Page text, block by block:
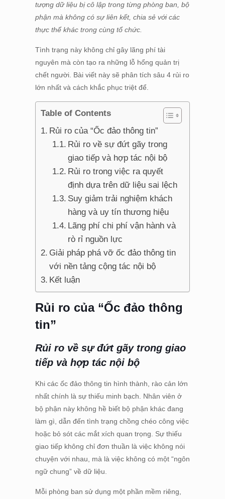
tượng dữ liệu bị cô lập trong từng phòng ban, bộ
phận mà không có sự liên kết, chia sẻ với các
thực thể khác trong cùng tổ chức.
Tình trạng này không chỉ gây lãng phí tài
nguyên mà còn tạo ra những lỗ hổng quản trị
chết người. Bài viết này sẽ phân tích sâu 4 rủi ro
lớn nhất và cách khắc phục triệt để.
Table of Contents
Rủi ro của “Ốc đảo thông tin”
Rủi ro về sự đứt gãy trong
giao tiếp và hợp tác nội bộ
Rủi ro trong việc ra quyết
định dựa trên dữ liệu sai lệch
Suy giảm trải nghiệm khách
hàng và uy tín thương hiệu
Lãng phí chi phí vận hành và
rò rỉ nguồn lực
Giải pháp phá vỡ ốc đảo thông tin
với nền tảng cộng tác nội bộ
Kết luận
Rủi ro của “Ốc đảo thông
tin”
Rủi ro về sự đứt gãy trong giao
tiếp và hợp tác nội bộ
Khi các ốc đảo thông tin hình thành, rào cản lớn
nhất chính là sự thiếu minh bạch. Nhân viên ở
bộ phận này không hề biết bộ phận khác đang
làm gì, dẫn đến tình trạng chồng chéo công việc
hoặc bỏ sót các mắt xích quan trọng. Sự thiếu
giao tiếp không chỉ đơn thuần là việc không nói
chuyện với nhau, mà là việc không có một “ngôn
ngữ chung” về dữ liệu.
Mỗi phòng ban sử dụng một phần mềm riêng,